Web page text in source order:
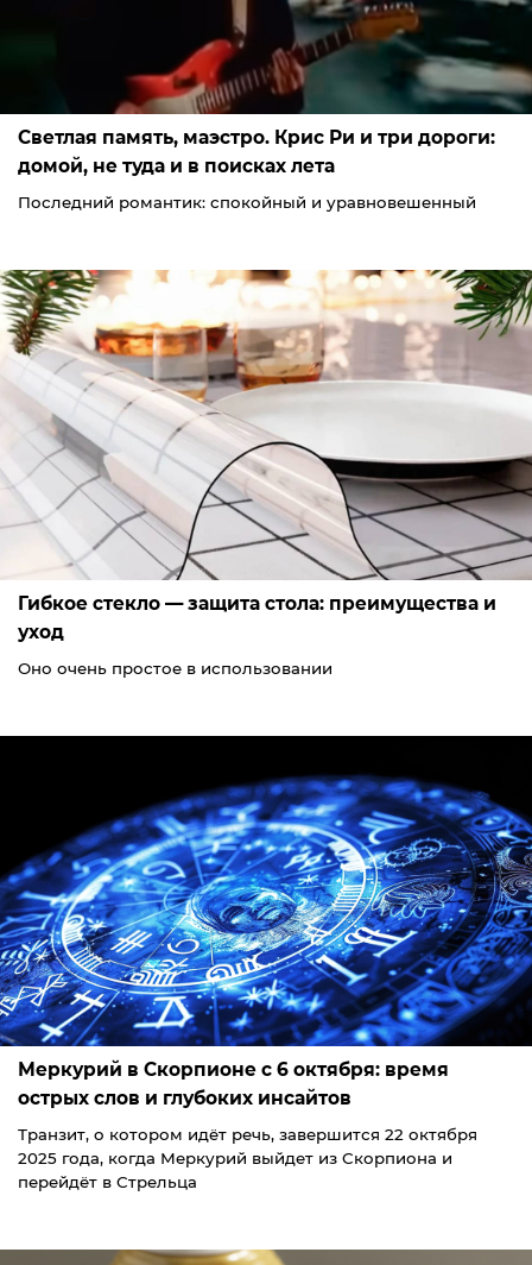
Светлая память, маэстро. Крис Ри и три дороги:
домой, не туда и в поисках лета
Последний романтик: спокойный и уравновешенный
Гибкое стекло — защита стола: преимущества и
уход
Оно очень простое в использовании
Меркурий в Скорпионе с 6 октября: время
острых слов и глубоких инсайтов
Транзит, о котором идёт речь, завершится 22 октября
2025 года, когда Меркурий выйдет из Скорпиона и
перейдёт в Стрельца